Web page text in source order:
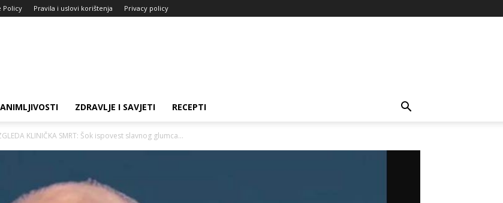
Policy Pravila i uslovi korištenja Privacy policy
ZDRAVLJE I SAVJETI RECEPTI
KLINIČKA SMRT: Šok ispovest slavnog glumca...